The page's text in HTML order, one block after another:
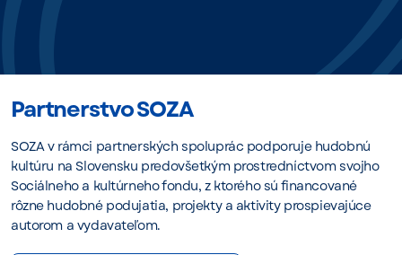
Partnerstvo SOZA
SOZA v rámci partnerských spoluprác podporuje hudobnú
kultúru na Slovensku predovšetkým prostredníctvom svojho
Sociálneho a kultúrneho fondu, z ktorého sú financované
rôzne hudobné podujatia, projekty a aktivity prospievajúce
autorom a vydavateľom.